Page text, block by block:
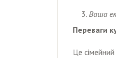
Ваша
Переваги
Це